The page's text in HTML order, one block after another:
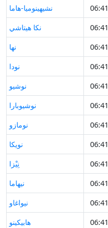
نشيهينوميا-هاما
06:41
نكا هيتاشي
06:41
نها
06:41
نودا
06:41
نوشيو
06:41
نوشيوبارا
06:41
نومازو
06:41
نويكا
06:41
نِيْزا
06:41
نيهاما
06:41
نيواغاو
06:41
هابيكينو
06:41